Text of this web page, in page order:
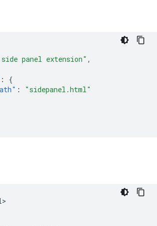
side panel extension" ,
:
{
:
"sidepanel.html"